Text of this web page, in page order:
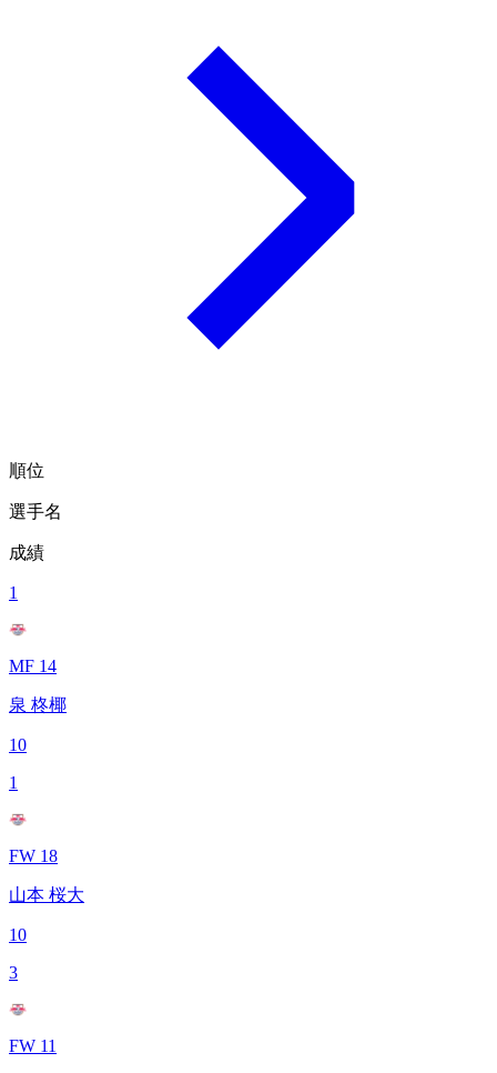
順位
選手名
成績
1
MF 14
泉 柊椰
10
1
FW 18
山本 桜大
10
3
FW 11